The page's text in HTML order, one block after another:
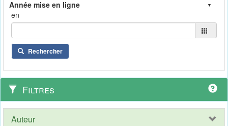
en
Rechercher
Filtres
Auteur